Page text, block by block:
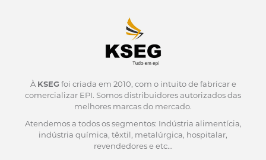
À KSEG foi criada em 2010, com o intuito de fabricar e
comercializar EPI. Somos distribuidores autorizados das
melhores marcas do mercado.
Atendemos a todos os segmentos: Indústria alimentícia,
indústria química, têxtil, metalúrgica, hospitalar,
revendedores e etc...